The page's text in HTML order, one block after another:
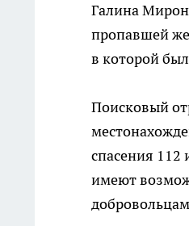
Галина
пропавшей
в которой
Поисковый
спасения
имеют